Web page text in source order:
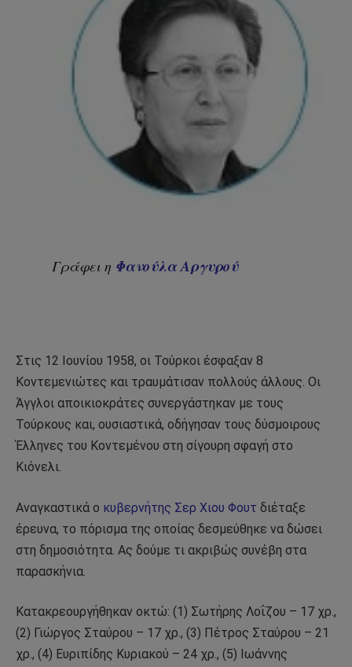
Γράφει η Φανούλα Αργυρού
Στις 12 Ιουνίου 1958, οι Τούρκοι έσφαξαν 8
Κοντεμενιώτες και τραυμάτισαν πολλούς άλλους. Οι
Άγγλοι αποικιοκράτες συνεργάστηκαν με τους
Τούρκους και, ουσιαστικά, οδήγησαν τους δύσμοιρους
Έλληνες του Κοντεμένου στη σίγουρη σφαγή στο
Κιόνελι.
Αναγκαστικά ο κυβερνήτης Σερ Χιου Φουτ διέταξε
έρευνα, το πόρισμα της οποίας δεσμεύθηκε να δώσει
στη δημοσιότητα. Ας δούμε τι ακριβώς συνέβη στα
παρασκήνια.
Κατακρεουργήθηκαν οκτώ: (1) Σωτήρης Λοΐζου – 17 χρ.,
(2) Γιώργος Σταύρου – 17 χρ., (3) Πέτρος Σταύρου – 21
χρ., (4) Ευριπίδης Κυριακού – 24 χρ., (5) Ιωάννης